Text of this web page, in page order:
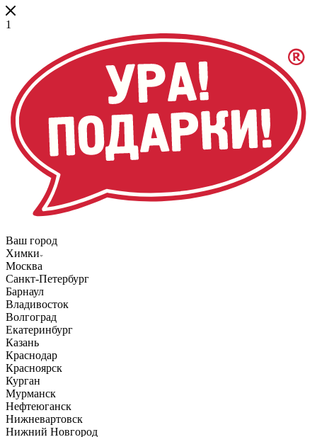
1
Ваш город
Химки
Москва
Санкт-Петербург
Барнаул
Владивосток
Волгоград
Екатеринбург
Казань
Краснодар
Красноярск
Курган
Мурманск
Нефтеюганск
Нижневартовск
Нижний Новгород